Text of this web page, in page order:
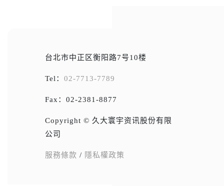
台北市中正区衡阳路7号10楼
Tel： 02-7713-7789
Fax：02-2381-8877
Copyright © 久大寰宇资讯股份有限
公司
服務條款 / 隱私權政策